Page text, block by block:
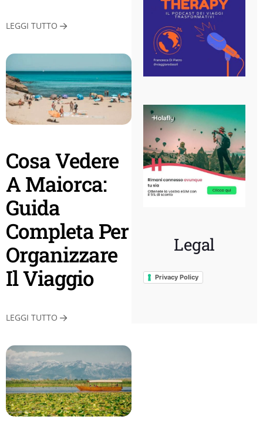
LEGGI TUTTO
Cosa Vedere
A Maiorca:
Guida
Completa Per
Organizzare
Il Viaggio
LEGGI TUTTO
Legal
Privacy Policy